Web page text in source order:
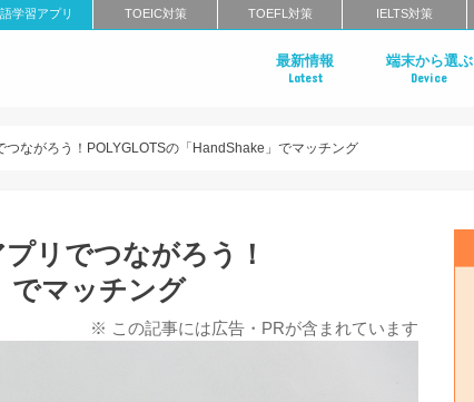
学習アプリ TOEIC対策 TOEFL対策 IELTS対策
最新情報
Latest
端末から選ぶ
Device
つながろう！POLYGLOTSの「HandShake」でマッチング
リでつながろう！
でマッチング
※ この記事には広告・PRが含まれています